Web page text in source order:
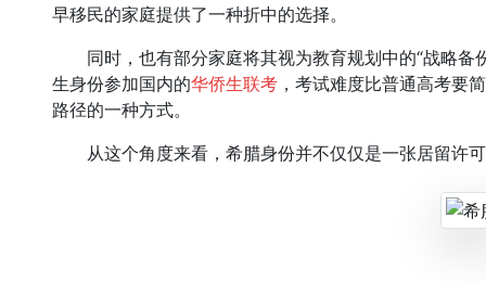
早移民的家庭提供了一种折中的选择。
同时，也有部分家庭将其视为教育规划中的“战略备
生身份参加国内的华侨生联考 ，考试难度比普通高考要
路径的一种方式。
从这个角度来看，希腊身份并不仅仅是一张居留许